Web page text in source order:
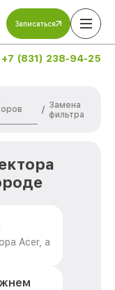
Записаться
+7 (831) 238-94-25
/ Замена
фильтра
Acer, а